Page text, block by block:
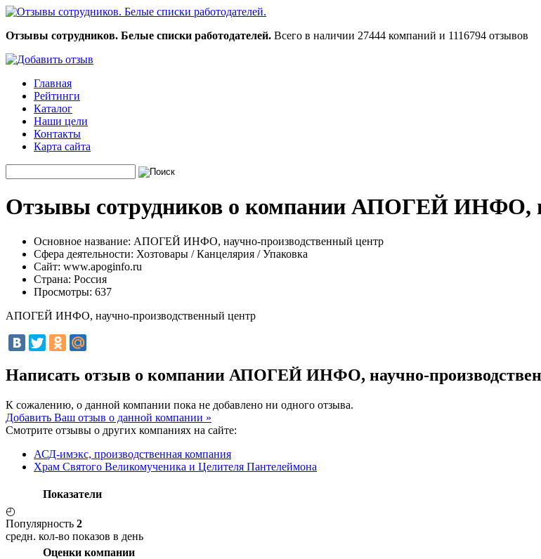
Отзывы сотрудников. Белые списки работодателей. Всего в наличии 27444 компаний и 1116794 отзывов
Главная
Рейтинги
Каталог
Наши цели
Контакты
Карта сайта
Отзывы сотрудников о компании АПОГЕЙ ИНФО,
Основное название: АПОГЕЙ ИНФО, научно-производственный центр
Сфера деятельности: Хозтовары / Канцелярия / Упаковка
Сайт: www.apoginfo.ru
Страна: Россия
Просмотры: 637
АПОГЕЙ ИНФО, научно-производственный центр
Написать отзыв о компании АПОГЕЙ ИНФО, научно-
К сожалению, о данной компании пока не добавлено ни одного отзыва.
Добавить Ваш отзыв о данной компании »
Смотрите отзывы о других компаниях на сайте:
АСД-имэкс, производственная компания
Храм Святого Великомученика и Целителя Пантелеймона
Показатели
◴
Популярность 2
средн. кол-во показов в день
Оценки компании